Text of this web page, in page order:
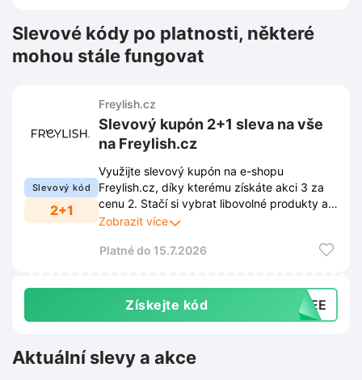
Slevové kódy po platnosti, některé
mohou stále fungovat
Slevový kód
2+1
Freylish.cz
Slevový kupón 2+1 sleva na vše
na Freylish.cz
Využijte slevový kupón na e-shopu
Freylish.cz, díky kterému získáte akci 3 za
cenu 2. Stačí si vybrat libovolné produkty a
uplatnit slevu při dokončení objednávky.
Zobrazit více
Platné do 15.7.2026
Získejte kód FREE
Aktuální slevy a akce